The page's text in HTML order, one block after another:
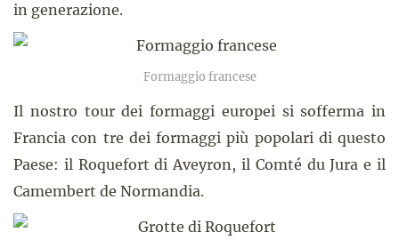
in generazione.
Formaggio francese
Il nostro tour dei formaggi europei si sofferma in
Francia con tre dei formaggi più popolari di questo
Paese: il Roquefort di Aveyron, il Comté du Jura e il
Camembert de Normandia.